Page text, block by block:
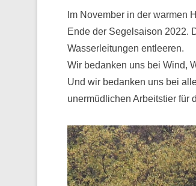
Im November in der warmen
Ende der Segelsaison 2022.
Wasserleitungen entleeren.
Wir bedanken uns bei Wind,
Und wir bedanken uns bei
unermüdlichen Arbeitstier für